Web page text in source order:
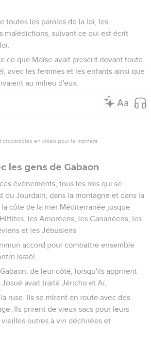
toutes les paroles de la loi, les
malédictions, suivant ce qui est écrit
ce que Moïse avait prescrit devant toute
avec les femmes et les enfants ainsi que
au milieu d'eux.
disponibles en vidéo pour le moment.
les gens de Gabaon
événements, tous les rois qui se
du Jourdain, dans la montagne et dans la
côte de la mer Méditerranée jusque
les Amoréens, les Cananéens, les
et les Jébusiens
accord pour combattre ensemble
Israël.
de leur côté, lorsqu'ils apprirent
avait traité Jéricho et Aï,
ruse. Ils se mirent en route avec des
Ils prirent de vieux sacs pour leurs
vieilles outres à vin déchirées et